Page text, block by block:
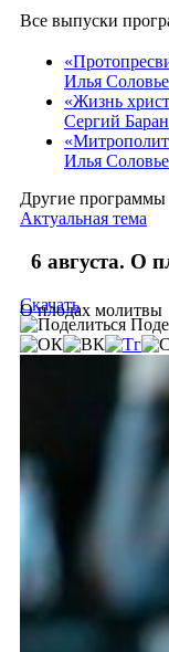
Все выпуски
Илья
«Жизнь
Сергий
Илья
Другие программы
Актуальная тема
6 августа. О
О плодах молитвы
Скачать